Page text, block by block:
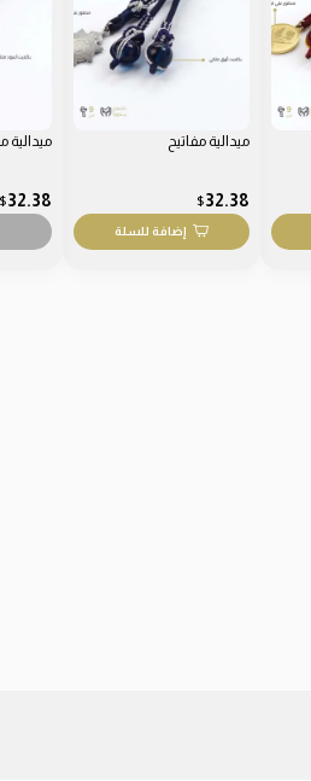
ميدالية مفاتيح
32.38
$
إضافة للسلة
ميدالية
32.38
$